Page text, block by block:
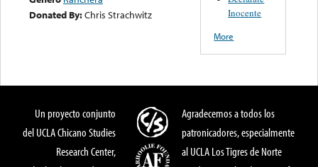
Donated By:Chris Strachwitz
Inocente
More
Un proyecto conjunto
del UCLA Chicano Studies
Research Center,
Agradecemos a todos los
patronicadores, especialmente
al UCLA Los Tigres de Norte